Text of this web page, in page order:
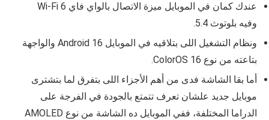
عندك كمان في الموبايل ميزة الاتصال بالواي فاي Wi‑Fi 6
وفيه بلوتوث 5.4.
ونظام التشغيل اللى بتلاقيه في الموبايل Android 16 والواجهة
بتاعته من نوع ColorOS 16.
أما بقا الشاشة فدى من أهم الأجزاء اللى بتفرق لما بتشترى
موبايل جديد علشان تعرف تتمتع بالجودة في الفرجة على
الدراما المختلفة، ففي الموبايل ده الشاشة من نوع AMOLED